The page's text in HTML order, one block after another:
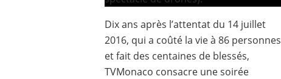
Dix ans après l’attentat du 14 juillet
2016, qui a coûté la vie à 86 personnes
et fait des centaines de blessés,
TVMonaco consacre une soirée